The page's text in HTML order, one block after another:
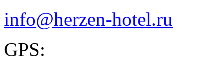
info@herzen-hotel.ru
GPS: